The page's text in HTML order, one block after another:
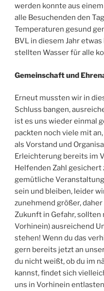
werden konnte aus
alle Besuchenden den
Temperaturen gesund
BVL in diesem Jahr
stellten Wasser für alle
Gemeinschaft und
Erneut mussten wir in
Schluss bangen,
ist es uns wieder einmal
packten noch viele mit
als Vorstand und
Erleichterung bereits im
Helfenden Zahl gesichert
gemütliche
sein und bleiben, leider
zunehmend größer,
Zukunft in Gefahr, sollten
Vorhinein) ausreichend
stehen! Wenn du das
gern bereits jetzt an
du nicht weißt, ob du im
kannst, findet sich
uns in Vorhinein